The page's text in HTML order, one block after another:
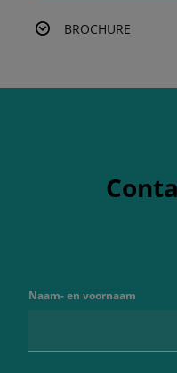
BROCHURE
Naam- en voornaam